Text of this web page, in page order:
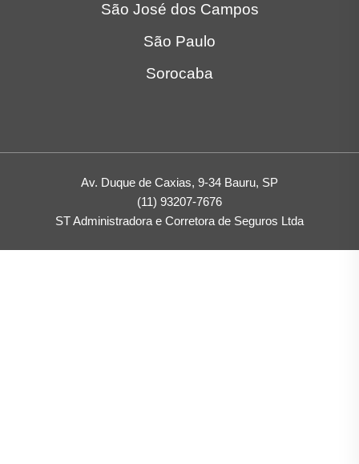
São José dos Campos
São Paulo
Sorocaba
Av. Duque de Caxias, 9-34 Bauru, SP
(11) 93207-7676
ST Administradora e Corretora de Seguros Ltda